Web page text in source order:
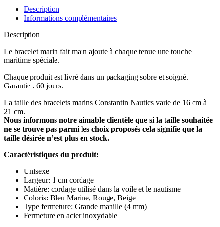
Description
Informations complémentaires
Description
Le bracelet marin fait main ajoute à chaque tenue une touche
maritime spéciale.
Chaque produit est livré dans un packaging sobre et soigné.
Garantie : 60 jours.
La taille des bracelets marins Constantin Nautics varie de 16 cm à
21 cm.
Nous informons notre aimable clientèle que si la taille souhaitée
ne se trouve pas parmi les choix proposés cela signifie que la
taille désirée n’est plus en stock.
Caractéristiques du produit:
Unisexe
Largeur: 1 cm cordage
Matière: cordage utilisé dans la voile et le nautisme
Coloris: Bleu Marine, Rouge, Beige
Type fermeture: Grande manille (4 mm)
Fermeture en acier inoxydable